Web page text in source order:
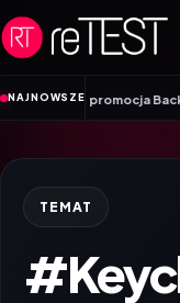
Przejdź do treści
NAJNOWSZE
– promocja Back to
TEMAT